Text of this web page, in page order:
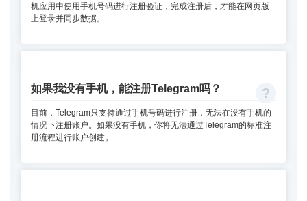
机应用中使用手机号码进行注册验证，完成注册后，才能在网页版
上登录并同步数据。
如果我没有手机，能注册Telegram吗？
目前，Telegram只支持通过手机号码进行注册，无法在没有手机的
情况下注册账户。如果没有手机，你将无法通过Telegram的标准注
册流程进行账户创建。